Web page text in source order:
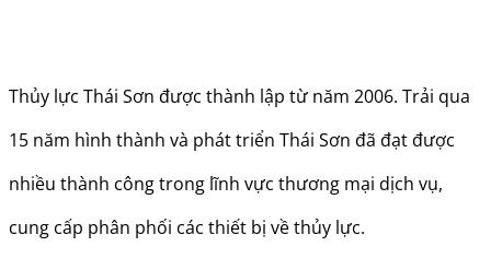
Thủy lực Thái Sơn được thành lập từ năm 2006. Trải qua
15 năm hình thành và phát triển Thái Sơn đã đạt được
nhiều thành công trong lĩnh vực thương mại dịch vụ,
cung cấp phân phối các thiết bị về thủy lực.